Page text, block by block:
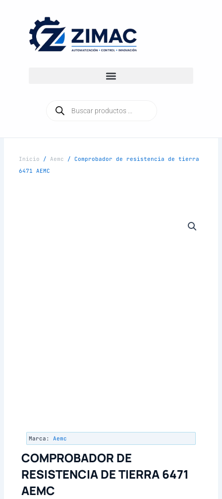
contenido
productos
Inicio / Aemc / Comprobador de resistencia de tierra
6471 AEMC
Marca: Aemc
COMPROBADOR DE
RESISTENCIA DE TIERRA 6471
AEMC